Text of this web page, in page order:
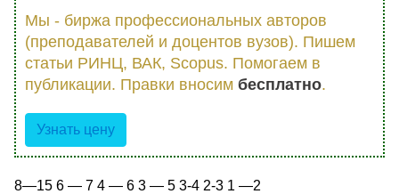
Мы - биржа профессиональных авторов
(преподавателей и доцентов вузов). Пишем
статьи РИНЦ, ВАК, Scopus. Помогаем в
публикации. Правки вносим бесплатно.
Узнать цену
8—15 6 — 7 4 — 6 3 — 5 3-4 2-3 1 —2